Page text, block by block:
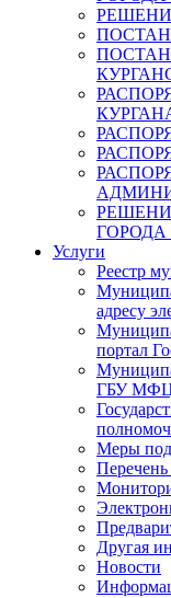
ГОРОДА
Услуги
Реестр
адресу
портал
ГБУ
Меры
Другая
Новости